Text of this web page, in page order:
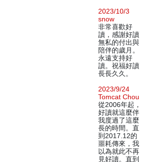
2023/10/3
snow
非常喜歡好
讀，感謝好讀
無私的付出與
陪伴的歲月。
永遠支持好
讀。祝福好讀
長長久久。
2023/9/24
Tomcat Chou
從2006年起，
好讀就這麼伴
我度過了這麼
長的時間。直
到2017.12的
噩耗傳來，我
以為就此不再
見好讀。直到